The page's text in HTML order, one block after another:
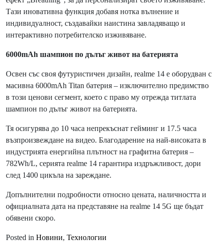
Тази иновативна функция добавя нотка вълнение и
индивидуалност, създавайки наистина завладяващо и
интерактивно потребителско изживяване.
6000mAh шампион по дълъг живот на батерията
Освен със своя футуристичен дизайн, realme 14 е оборудван с
масивна 6000mAh Titan батерия – изключително предимство
в този ценови сегмент, което с право му отрежда титлата
шампион по дълъг живот на батерията.
Тя осигурява до 10 часа непрекъснат гейминг и 17.5 часа
възпроизвеждане на видео. Благодарение на най-високата в
индустрията енергийна плътност на графитна батерия –
782Wh/L, серията realme 14 гарантира издръжливост, дори
след 1400 цикъла на зареждане.
Допълнителни подробности относно цената, наличността и
официалната дата на представяне на realme 14 5G ще бъдат
обявени скоро.
Posted in Новини, Технологии